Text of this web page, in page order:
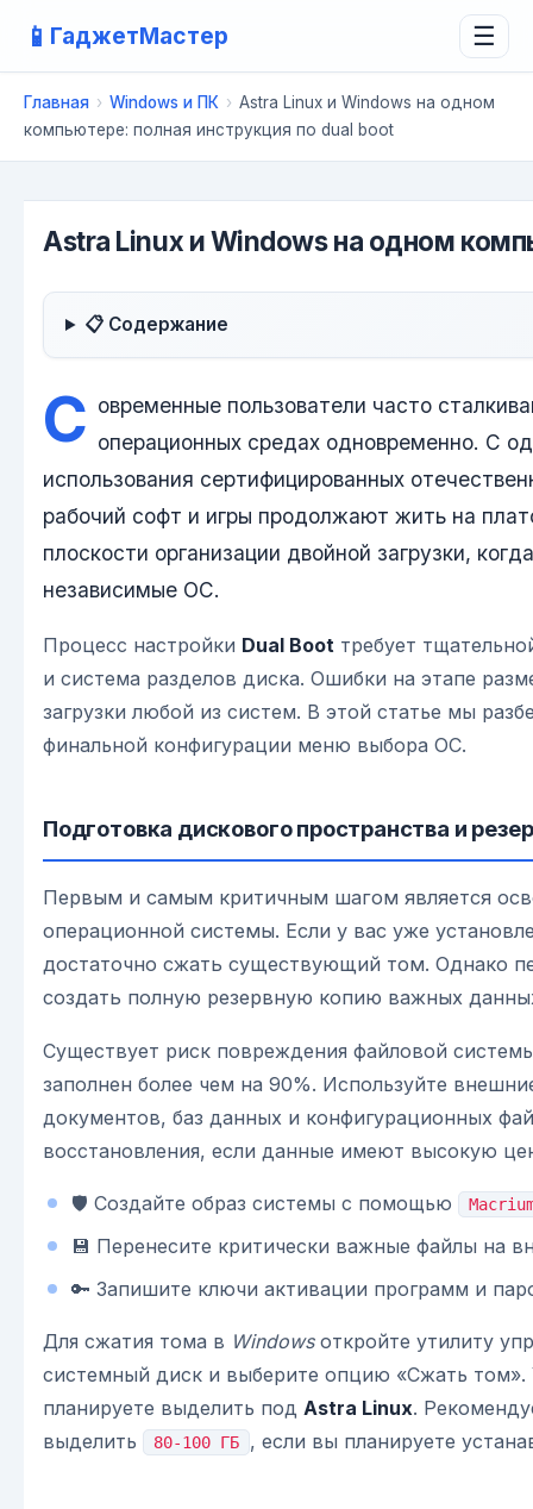
📱 ГаджетМастер ☰
Главная › Windows и ПК › Astra Linux и Windows на одном
компьютере: полная инструкция по dual boot
Astra Linux и Windows на одном
📋 Содержание
С овременные пользователи часто
операционных средах одновременно. С
использования сертифицированных
рабочий софт и игры продолжают жить на
плоскости организации двойной загрузки,
независимые ОС.
Процесс настройки Dual Boot требует
и система разделов диска. Ошибки на этапе
загрузки любой из систем. В этой статье мы
финальной конфигурации меню выбора ОС.
Подготовка дискового пространства и
Первым и самым критичным шагом является
операционной системы. Если у вас уже
достаточно сжать существующий том. Однако
создать полную резервную копию важных
Существует риск повреждения файловой
заполнен более чем на 90%. Используйте
документов, баз данных и конфигурационных
восстановления, если данные имеют высокую
🛡️ Создайте образ системы с помощью
💾 Перенесите критически важные файлы на
🔑 Запишите ключи активации программ и
Для сжатия тома в Windowsоткройте утилиту
системный диск и выберите опцию «Сжать
планируете выделить под Astra Linux.
выделить
80-100 ГБ , если вы планируете